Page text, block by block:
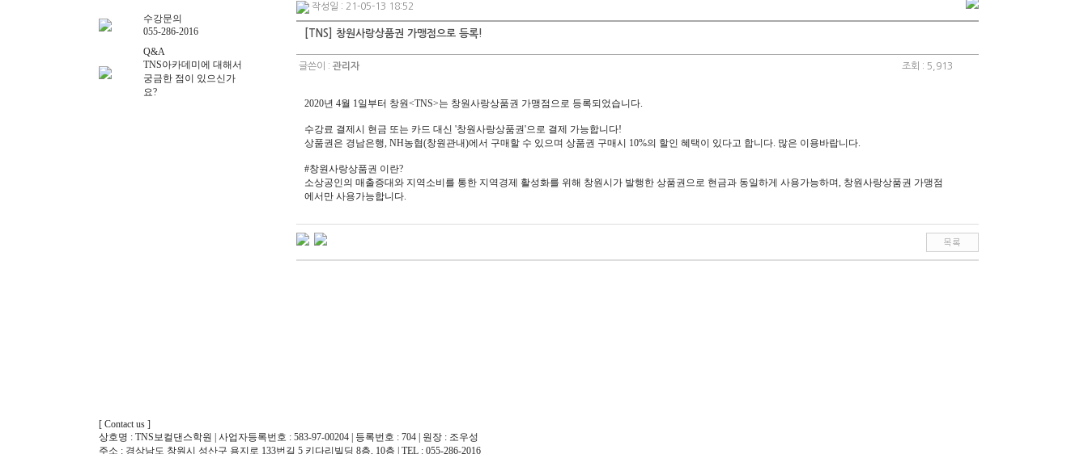
수강문의
055-286-2016
Q&A
TNS아카데미에 대해서
궁금한 점이 있으신가
요?
작성일 : 21-05-13 18:52
[TNS] 창원사랑상품권 가맹점으로 등록!
글쓴이 : 관리자 조회 : 5,913
2020년 4월 1일부터 창원<TNS>는 창원사랑상품권 가맹점으로 등록되었습니다.
수강료 결제시 현금 또는 카드 대신 '창원사랑상품권'으로 결제 가능합니다!
상품권은 경남은행, NH농협(창원관내)에서 구매할 수 있으며 상품권 구매시 10%의 할인 혜택이 있다고 합니다. 많은 이용바랍니다.
#창원사랑상품권 이란?
소상공인의 매출증대와 지역소비를 통한 지역경제 활성화를 위해 창원시가 발행한 상품권으로 현금과 동일하게 사용가능하며, 창원사랑상품권 가맹점
에서만 사용가능합니다.
[ Contact us ]
상호명 : TNS보컬댄스학원 | 사업자등록번호 : 583-97-00204 | 등록번호 : 704 | 원장 : 조우성
주소 : 경상남도 창원시 성산구 용지로 133번길 5 키다리빌딩 8층, 10층 | TEL : 055-286-2016